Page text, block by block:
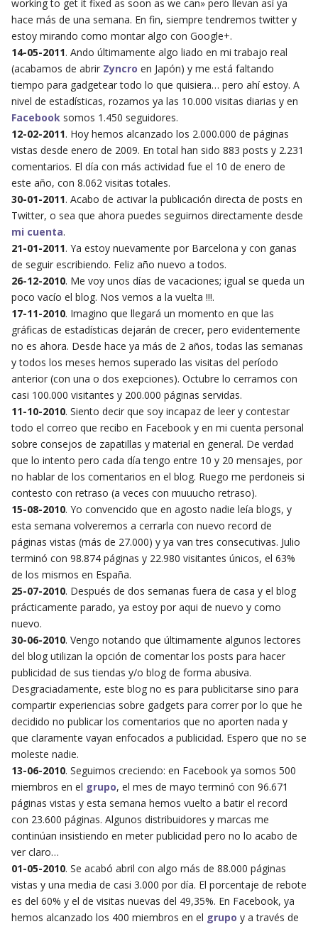
working to get it fixed as soon as we can» pero llevan así ya
hace más de una semana. En fin, siempre tendremos twitter y
estoy mirando como montar algo con Google+.
14-05-2011. Ando últimamente algo liado en mi trabajo real
(acabamos de abrir Zyncro en Japón) y me está faltando
tiempo para gadgetear todo lo que quisiera… pero ahí estoy. A
nivel de estadísticas, rozamos ya las 10.000 visitas diarias y en
Facebooksomos 1.450 seguidores.
12-02-2011. Hoy hemos alcanzado los 2.000.000 de páginas
vistas desde enero de 2009. En total han sido 883 posts y 2.231
comentarios. El día con más actividad fue el 10 de enero de
este año, con 8.062 visitas totales.
30-01-2011. Acabo de activar la publicación directa de posts en
Twitter, o sea que ahora puedes seguirnos directamente desde
mi cuenta.
21-01-2011. Ya estoy nuevamente por Barcelona y con ganas
de seguir escribiendo. Feliz año nuevo a todos.
26-12-2010. Me voy unos días de vacaciones; igual se queda un
poco vacío el blog. Nos vemos a la vuelta !!!.
17-11-2010. Imagino que llegará un momento en que las
gráficas de estadísticas dejarán de crecer, pero evidentemente
no es ahora. Desde hace ya más de 2 años, todas las semanas
y todos los meses hemos superado las visitas del período
anterior (con una o dos exepciones). Octubre lo cerramos con
casi 100.000 visitantes y 200.000 páginas servidas.
11-10-2010. Siento decir que soy incapaz de leer y contestar
todo el correo que recibo en Facebook y en mi cuenta personal
sobre consejos de zapatillas y material en general. De verdad
que lo intento pero cada día tengo entre 10 y 20 mensajes, por
no hablar de los comentarios en el blog. Ruego me perdoneis si
contesto con retraso (a veces con muuucho retraso).
15-08-2010. Yo convencido que en agosto nadie leía blogs, y
esta semana volveremos a cerrarla con nuevo record de
páginas vistas (más de 27.000) y ya van tres consecutivas. Julio
terminó con 98.874 páginas y 22.980 visitantes únicos, el 63%
de los mismos en España.
25-07-2010. Después de dos semanas fuera de casa y el blog
prácticamente parado, ya estoy por aqui de nuevo y como
nuevo.
30-06-2010. Vengo notando que últimamente algunos lectores
del blog utilizan la opción de comentar los posts para hacer
publicidad de sus tiendas y/o blog de forma abusiva.
Desgraciadamente, este blog no es para publicitarse sino para
compartir experiencias sobre gadgets para correr por lo que he
decidido no publicar los comentarios que no aporten nada y
que claramente vayan enfocados a publicidad. Espero que no se
moleste nadie.
13-06-2010. Seguimos creciendo: en Facebook ya somos 500
miembros en el grupo, el mes de mayo terminó con 96.671
páginas vistas y esta semana hemos vuelto a batir el record
con 23.600 páginas. Algunos distribuidores y marcas me
continúan insistiendo en meter publicidad pero no lo acabo de
ver claro…
01-05-2010. Se acabó abril con algo más de 88.000 páginas
vistas y una media de casi 3.000 por día. El porcentaje de rebote
es del 60% y el de visitas nuevas del 49,35%. En Facebook, ya
hemos alcanzado los 400 miembros en el grupo y a través de